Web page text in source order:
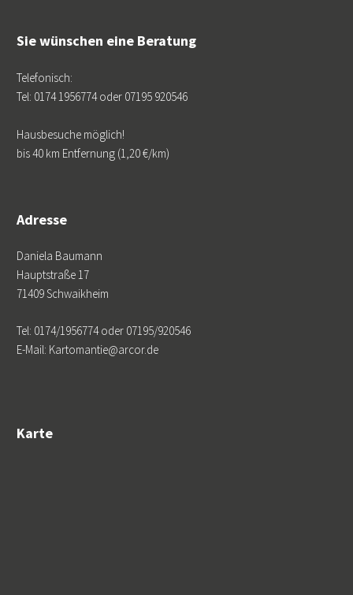
Sie wünschen eine Beratung
Telefonisch:
Tel: 0174 1956774 oder 07195 920546
Hausbesuche möglich!
bis 40 km Entfernung (1,20 €/km)
Adresse
Daniela Baumann
Hauptstraße 17
71409 Schwaikheim
Tel: 0174/1956774 oder 07195/920546
E-Mail: Kartomantie@arcor.de
Karte